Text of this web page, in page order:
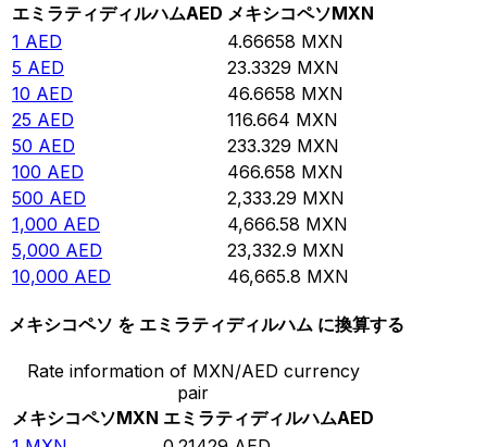
エミラティディルハムAED メキシコペソMXN
1 AED 4.66658 MXN
5 AED 23.3329 MXN
10 AED 46.6658 MXN
25 AED 116.664 MXN
50 AED 233.329 MXN
100 AED 466.658 MXN
500 AED 2,333.29 MXN
1,000 AED 4,666.58 MXN
5,000 AED 23,332.9 MXN
10,000 AED 46,665.8 MXN
メキシコペソ を エミラティディルハム に換算する
Rate information of MXN/AED currency
pair
メキシコペソMXN エミラティディルハムAED